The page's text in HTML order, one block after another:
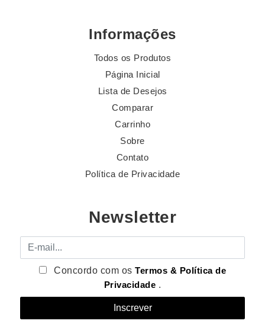
Informações
Todos os Produtos
Página Inicial
Lista de Desejos
Comparar
Carrinho
Sobre
Contato
Política de Privacidade
Newsletter
E-mail
Concordo com osTermos & Política de
Privacidade .